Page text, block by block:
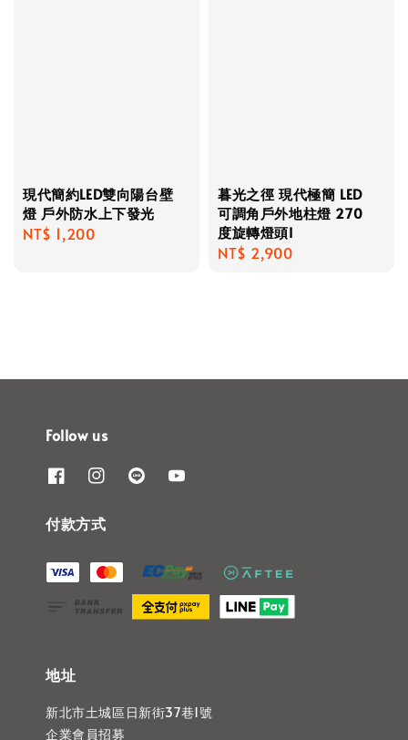
現代簡約LED雙向陽台壁
燈 戶外防水上下發光
Regular
NT$ 1,200
暮光之徑 現代極簡 LED
可調角戶外地柱燈 270
度旋轉燈頭I
Regular
NT$ 2,900
Follow us
付款方式
地址
新北市土城區日新街37巷1號
企業會員招募